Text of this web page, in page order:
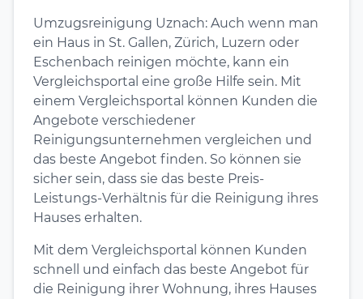
Umzugsreinigung Uznach: Auch wenn man
ein Haus in St. Gallen, Zürich, Luzern oder
Eschenbach reinigen möchte, kann ein
Vergleichsportal eine große Hilfe sein. Mit
einem Vergleichsportal können Kunden die
Angebote verschiedener
Reinigungsunternehmen vergleichen und
das beste Angebot finden. So können sie
sicher sein, dass sie das beste Preis-
Leistungs-Verhältnis für die Reinigung ihres
Hauses erhalten.
Mit dem Vergleichsportal können Kunden
schnell und einfach das beste Angebot für
die Reinigung ihrer Wohnung, ihres Hauses